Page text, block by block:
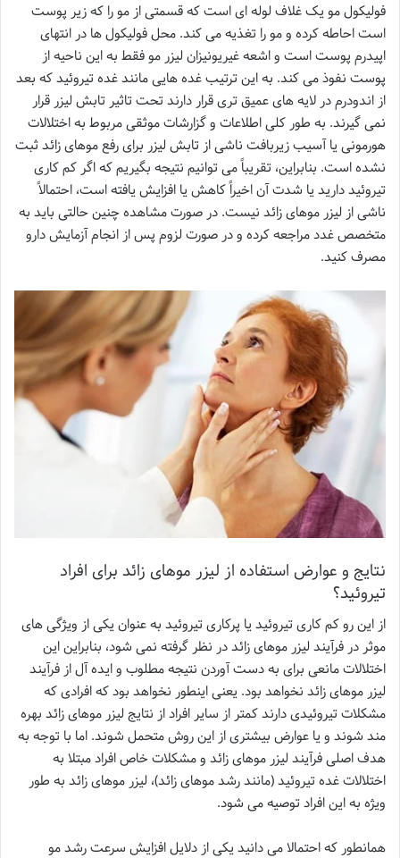
فولیکول مو یک غلاف لوله ای است که قسمتی از مو را که زیر پوست
است احاطه کرده و مو را تغذیه می کند. محل فولیکول ها در انتهای
اپیدرم پوست است و اشعه غیریونیزان لیزر مو فقط به این ناحیه از
پوست نفوذ می کند. به این ترتیب غده هایی مانند غده تیروئید که بعد
از اندودرم در لایه های عمیق تری قرار دارند تحت تاثیر تابش لیزر قرار
نمی گیرند. به طور کلی اطلاعات و گزارشات موثقی مربوط به اختلالات
هورمونی یا آسیب زیربافت ناشی از تابش لیزر برای رفع موهای زائد ثبت
نشده است. بنابراین، تقریباً می توانیم نتیجه بگیریم که اگر کم کاری
تیروئید دارید یا شدت آن اخیراً کاهش یا افزایش یافته است، احتمالاً
ناشی از لیزر موهای زائد نیست. در صورت مشاهده چنین حالتی باید به
متخصص غدد مراجعه کرده و در صورت لزوم پس از انجام آزمایش دارو
مصرف کنید.
نتایج و عوارض استفاده از لیزر موهای زائد برای افراد
تیروئید؟
از این رو کم کاری تیروئید یا پرکاری تیروئید به عنوان یکی از ویژگی های
موثر در فرآیند لیزر موهای زائد در نظر گرفته نمی شود، بنابراین این
اختلالات مانعی برای به دست آوردن نتیجه مطلوب و ایده آل از فرآیند
لیزر موهای زائد نخواهد بود. یعنی اینطور نخواهد بود که افرادی که
مشکلات تیروئیدی دارند کمتر از سایر افراد از نتایج لیزر موهای زائد بهره
مند شوند و یا عوارض بیشتری از این روش متحمل شوند. اما با توجه به
هدف اصلی فرآیند لیزر موهای زائد و مشکلات خاص افراد مبتلا به
اختلالات غده تیروئید (مانند رشد موهای زائد)، لیزر موهای زائد به طور
ویژه به این افراد توصیه می شود.
همانطور که احتمالا می دانید یکی از دلایل افزایش سرعت رشد مو